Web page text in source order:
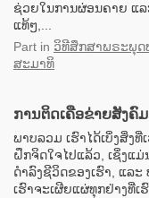
ຊ່ວຍໃນການຜ່ອນຄາຍ ແລ
ແທ້ໆ,...
Part in ວິທີສຶກສາພຣະພຸດ
ສະມາທິ
ການຕິດເຄືອຂ່າຍສັງຄົ
ພາບລວມ ເຮົາໄດ້ເບິ່ງສິ່ງ
ຝຶກຈິດໃຈໄປແລ້ວ, ເຊິ່ງແ
ດໍາລົງຊີວິດຂອງເຮົາ, ແລະ
ເຮົາຈະເຜີຍແຜ່ທຸກຢ່າງທີ່ເ